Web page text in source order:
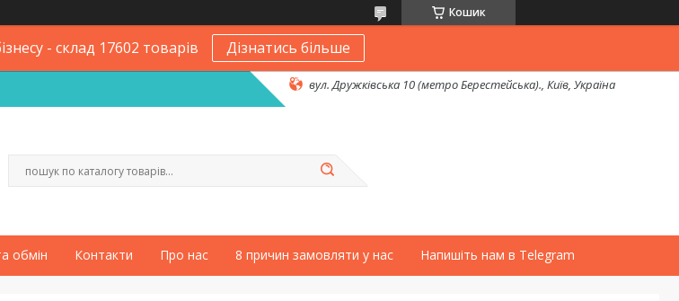
Кошик
- склад 17602 товарів Дізнатись більше
вул. Дружківська 10 (метро Берестейська)., Київ, Україна
обмін Контакти Про нас 8 причин замовляти у нас Напишіть нам в Telegram